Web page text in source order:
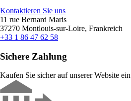
Kontaktieren Sie uns
11 rue Bernard Maris
37270 Montlouis-sur-Loire, Frankreich
+33 1 86 47 62 58
Sichere Zahlung
Kaufen Sie sicher auf unserer Website ein